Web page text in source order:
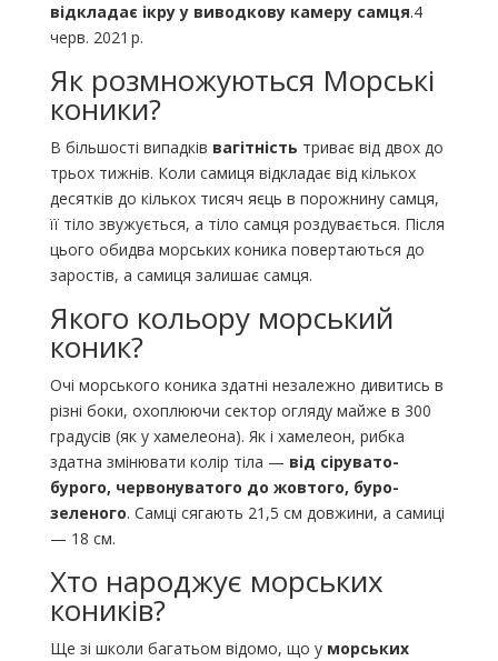
відкладає ікру у виводкову камеру самця.4
черв. 2021 р.
Як розмножуються Морські
коники?
В більшості випадків вагітність триває від двох до
трьох тижнів. Коли самиця відкладає від кількох
десятків до кількох тисяч яєць в порожнину самця,
її тіло звужується, а тіло самця роздувається. Після
цього обидва морських коника повертаються до
заростів, а самиця залишає самця.
Якого кольору морський
коник?
Очі морського коника здатні незалежно дивитись в
різні боки, охоплюючи сектор огляду майже в 300
градусів (як у хамелеона). Як і хамелеон, рибка
здатна змінювати колір тіла — від сірувато-
бурого, червонуватого до жовтого, буро-
зеленого. Самці сягають 21,5 см довжини, а самиці
— 18 см.
Хто народжує морських
коників?
Ще зі школи багатьом відомо, що у морських